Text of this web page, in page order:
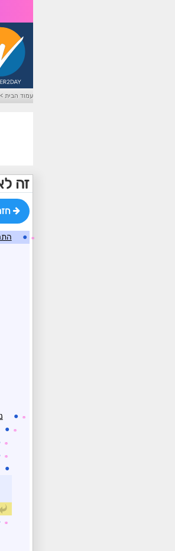
עמוד הבית
זה
☼
●
☼
●
☼
●
☼
☼
●
☼